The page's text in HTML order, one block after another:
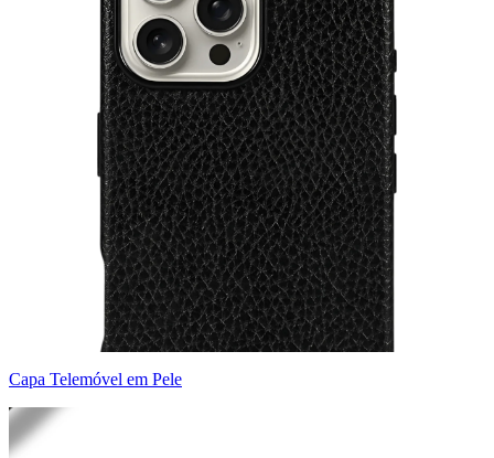
Capa Telemóvel em Pele